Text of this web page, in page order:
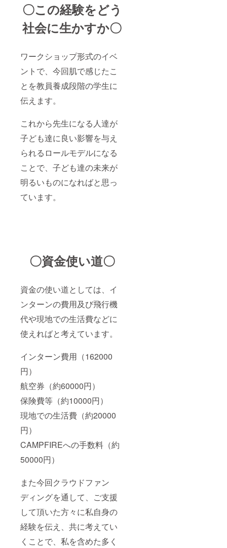
〇この経験をどう
社会に生かすか〇
ワークショップ形式のイベ
ントで、今回肌で感じたこ
とを教員養成段階の学生に
伝えます。
これから先生になる人達が
子ども達に良い影響を与え
られるロールモデルになる
ことで、子ども達の未来が
明るいものになればと思っ
ています。
〇資金使い道〇
資金の使い道としては、イ
ンターンの費用及び飛行機
代や現地での生活費などに
使えればと考えています。
インターン費用（162000
円）
航空券（約60000円）
保険費等（約10000円）
現地での生活費（約20000
円）
CAMPFIREへの手数料（約
50000円）
また今回クラウドファン
ディングを通して、ご支援
して頂いた方々に私自身の
経験を伝え、共に考えてい
くことで、私を含めた多く